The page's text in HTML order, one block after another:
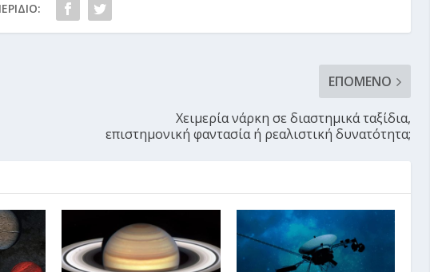
ΕΠΌΜΕΝΟ
Χειμερία νάρκη σε διαστημικά ταξίδια,
επιστημονική φαντασία ή ρεαλιστική δυνατότητα;